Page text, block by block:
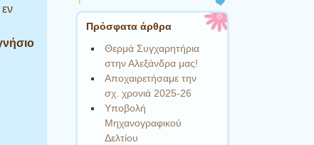
Πρόσφατα άρθρα
Θερμά Συγχαρητήρια
στην Αλεξάνδρα μας!
Αποχαιρετήσαμε την
σχ. χρονιά 2025-26
Υποβολή
Μηχανογραφικού
Δελτίου